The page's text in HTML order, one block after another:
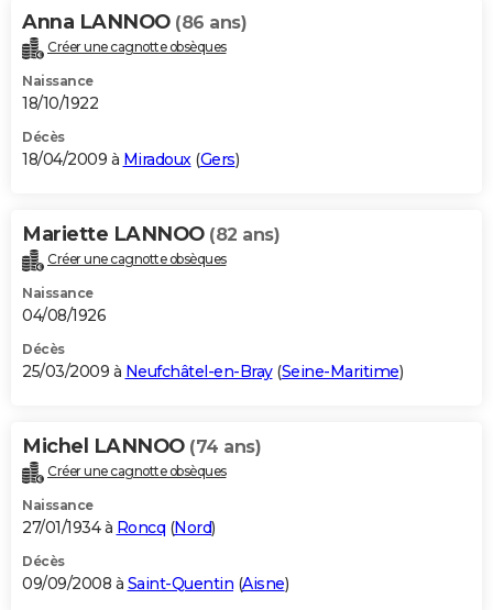
Anna LANNOO (86 ans)
Créer une cagnotte obsèques
Naissance
18/10/1922
Décès
18/04/2009 à Miradoux(Gers)
Mariette LANNOO (82 ans)
Créer une cagnotte obsèques
Naissance
04/08/1926
Décès
25/03/2009 à Neufchâtel-en-Bray(Seine-Maritime)
Michel LANNOO (74 ans)
Créer une cagnotte obsèques
Naissance
27/01/1934 à Roncq (Nord)
Décès
09/09/2008 à Saint-Quentin (Aisne)